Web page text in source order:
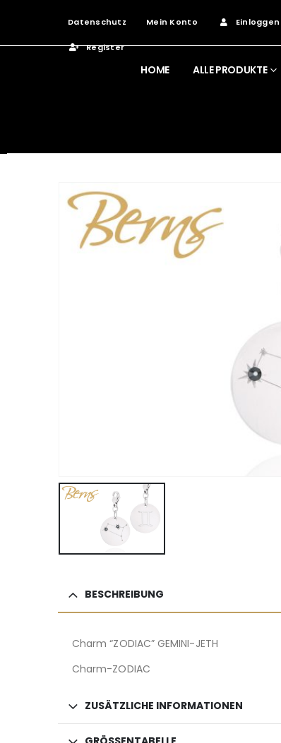
Datenschutz Mein Konto Einloggen
Register
HOME ALLE PRODUKTE
BESCHREIBUNG
Charm “ZODIAC” GEMINI-JETH
Charm-ZODIAC
ZUSÄTZLICHE INFORMATIONEN